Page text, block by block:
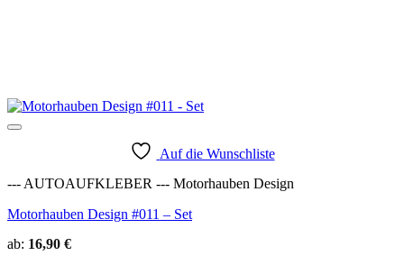
Auf die Wunschliste
--- AUTOAUFKLEBER --- Motorhauben Design
Motorhauben Design #011 – Set
ab: 16,90 €